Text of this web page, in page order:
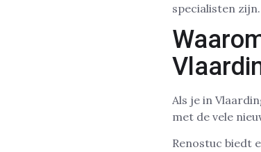
specialisten
Als je in
met de vele
Renostuc biedt